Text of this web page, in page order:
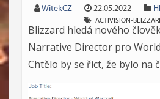
WitekCZ 22.05.2022
ACTIVISION-
Blizzard hledá nového
Narrative Director pro
Chtělo by se říct, že bylo na